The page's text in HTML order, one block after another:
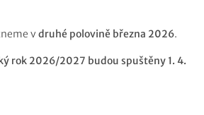
vdruhé polovině března 2026.
rok 2026/2027 budou spuštěny 1. 4.